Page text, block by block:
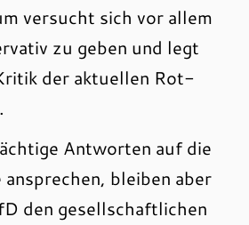
versucht sich vor allem
zu geben und legt
der aktuellen Rot-
Antworten auf die
bleiben aber
den gesellschaftlichen